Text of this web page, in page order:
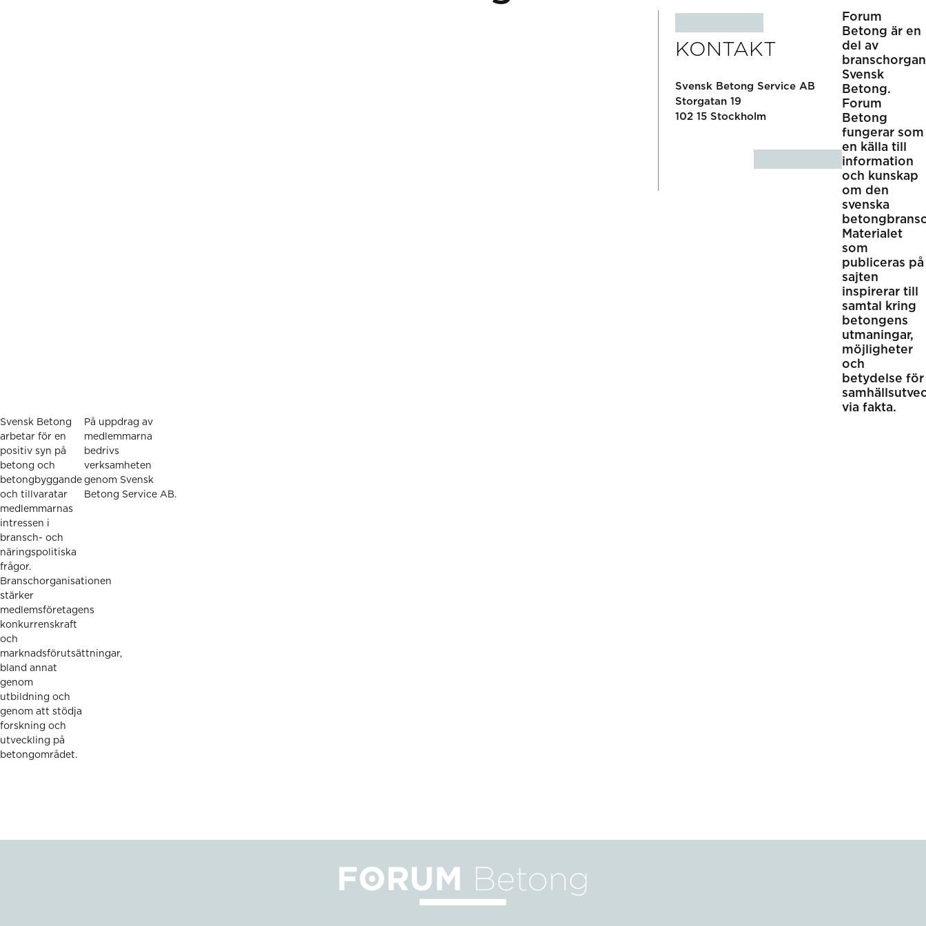
KONTAKT
Svensk Betong Service AB
Storgatan 19
102 15 Stockholm
Forum
Betong är en
del av
Svensk
Betong.
Forum
Betong
fungerar som
en källa till
information
och kunskap
om den
svenska
Materialet
som
publiceras på
sajten
inspirerar till
samtal kring
betongens
utmaningar,
möjligheter
och
betydelse för
via fakta.
Svensk Betong
arbetar för en
positiv syn på
betong och
betongbyggande
och tillvaratar
medlemmarnas
intressen i
bransch- och
näringspolitiska
frågor.
Branschorganisationen
stärker
medlemsföretagens
konkurrenskraft
och
marknadsförutsättningar,
bland annat
genom
utbildning och
genom att stödja
forskning och
utveckling på
betongområdet.
På uppdrag av
medlemmarna
bedrivs
verksamheten
genom Svensk
Betong Service AB.